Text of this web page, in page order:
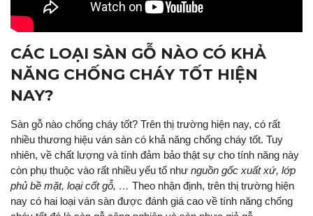
CÁC LOẠI SÀN GỖ NÀO CÓ KHẢ
NĂNG CHỐNG CHÁY TỐT HIỆN
NAY?
Sàn gỗ nào chống cháy tốt? Trên thị trường hiện nay, có rất
nhiều thương hiệu ván sàn có khả năng chống cháy tốt. Tuy
nhiên, về chất lượng và tính đảm bảo thật sự cho tính năng này
còn phụ thuộc vào rất nhiều yếu tố như nguồn gốc xuất xứ, lớp
phủ bề mặt, loại cốt gỗ, … Theo nhận định, trên thị trường hiện
nay có hai loại ván sàn được đánh giá cao về tính năng chống